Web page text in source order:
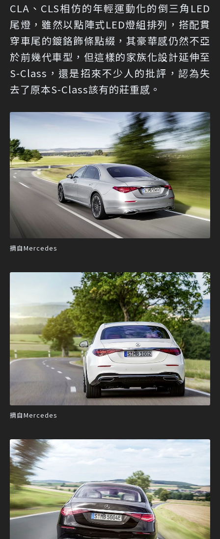
CLA、CLS相仿的年輕運動化的倒三角LED
尾燈，雖然以點陣式LED燈組排列，搭配貫
穿車尾的鍍鉻飾條點綴，其豪華感仍然不亞
於前幾代車型，但這樣的家族化設計延伸至
S-Class，還是招來不少人的批評，認為失
去了原本S-Class該有的莊重感。
摘自Mercedes
摘自Mercedes